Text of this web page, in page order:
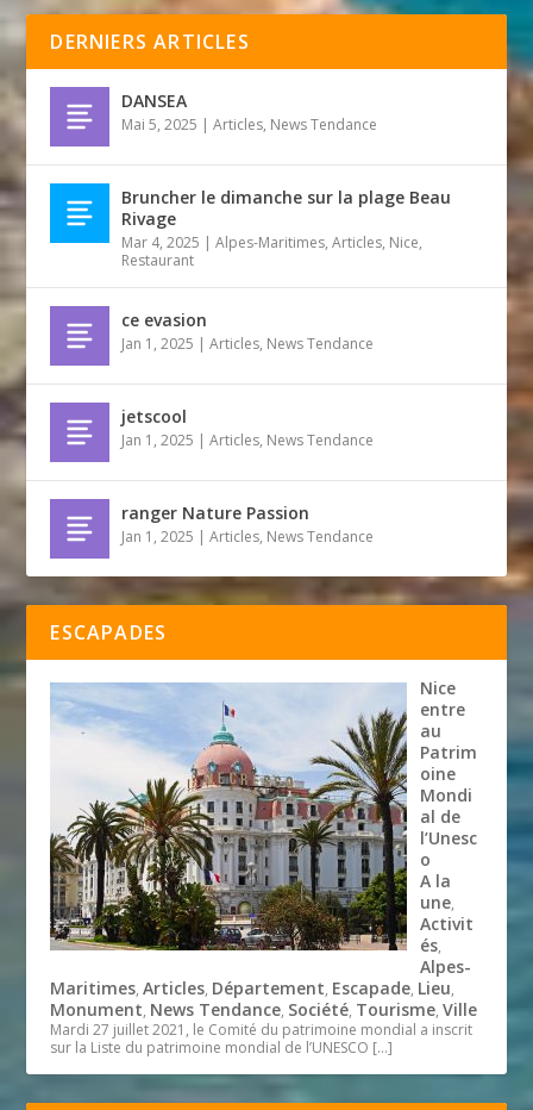
DERNIERS ARTICLES
DANSEA
Mai 5, 2025 |Articles, News Tendance
Bruncher le dimanche sur la plage Beau
Rivage
Mar 4, 2025 |Alpes-Maritimes,Articles, Nice,
Restaurant
ce evasion
Jan 1, 2025 |Articles, News Tendance
jetscool
Jan 1, 2025 |Articles, News Tendance
ranger Nature Passion
Jan 1, 2025 |Articles, News Tendance
ESCAPADES
Nice
entre
au
Patrim
oine
Mondi
al de
l’Unesc
o
A la
une,
Activit
és,
Alpes-
Maritimes,Articles, Département, Escapade, Lieu,
Monument, News Tendance, Société, Tourisme,Ville
Mardi 27 juillet 2021, le Comité du patrimoine mondial a inscrit
sur la Liste du patrimoine mondial de l’UNESCO […]